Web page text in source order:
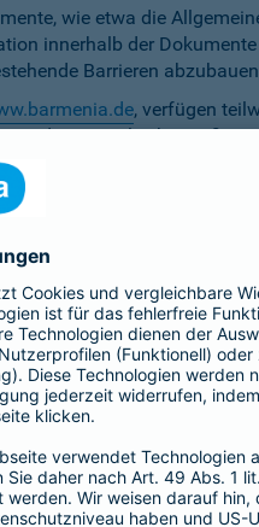
wie etwa die
innerhalb der
Barrieren
, verfügen
und Nutzer gleichermaßen
stellen.
noch
der zu versichernden
ist das Kontrastverhältnis
wir die Umsetzung der